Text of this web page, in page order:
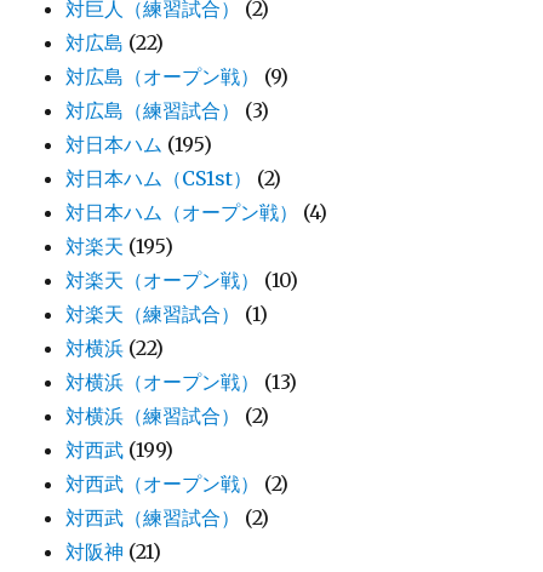
対巨人（練習試合）
(2)
対広島 (22)
対広島（オープン戦）
(9)
対広島（練習試合）
(3)
対日本ハム (195)
対日本ハム（CS1st）
(2)
対日本ハム（オープン戦）
(4)
対楽天 (195)
対楽天（オープン戦）
(10)
対楽天（練習試合）
(1)
対横浜 (22)
対横浜（オープン戦）
(13)
対横浜（練習試合）
(2)
対西武 (199)
対西武（オープン戦）
(2)
対西武（練習試合）
(2)
対阪神 (21)